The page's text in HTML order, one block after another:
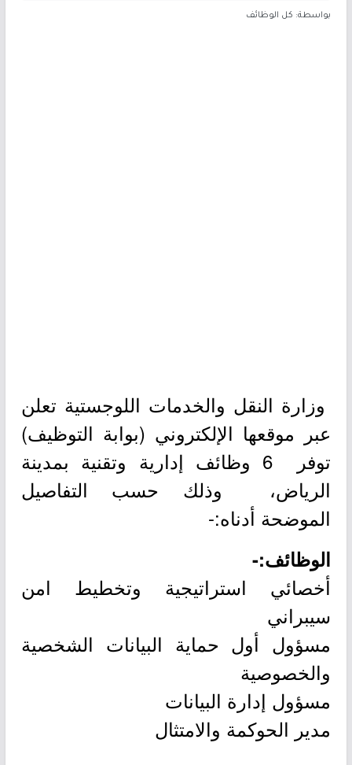
بواسطة: كل الوظائف
وزارة النقل والخدمات اللوجستية تعلن
عبر موقعها الإلكتروني (بوابة التوظيف)
توفر 6 وظائف إدارية وتقنية بمدينة
الرياض، وذلك حسب التفاصيل
الموضحة أدناه:-
الوظائف:-
أخصائي استراتيجية وتخطيط امن
سيبراني
مسؤول أول حماية البيانات الشخصية
والخصوصية
مسؤول إدارة البيانات
مدير الحوكمة والامتثال